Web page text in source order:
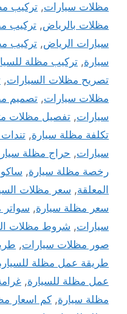
مظلات سيارات, تركيب
مظلات بالرياض, تركيب
سيارات الرياض, تركيب
سيارة, تركيب مظلة
تصريح مظلات السيارات,
مظلات سيارات, تصميم
سيارات, تفصيل مظلات
تكلفة مظلة سيارة,
سيارات, حراج مظلة
رخصة مظلة سيارة,
المعلقة, سعر مظلات
سعر مظلة سيارة, سواتر
سيارات, شروط مظلات
صور مظلات سيارات,
طريقة عمل مظلة
عمل مظلة للسيارة,
مظلة سيارة, كم اسعار